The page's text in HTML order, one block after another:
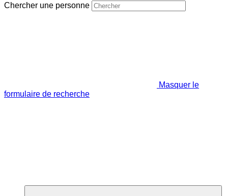
Chercher une personne
Masquer le
formulaire de recherche